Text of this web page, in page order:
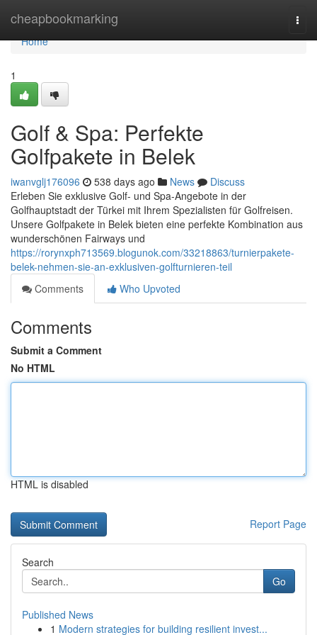
cheapbookmarking
Home
Home
1
Golf & Spa: Perfekte
Golfpakete in Belek
iwanvglj176096 538 days ago News
Discuss
Erleben Sie exklusive Golf- und Spa-Angebote in der
Golfhauptstadt der Türkei mit Ihrem Spezialisten für Golfreisen.
Unsere Golfpakete in Belek bieten eine perfekte Kombination aus
wunderschönen Fairways und
https://rorynxph713569.blogunok.com/33218863/turnierpakete-
belek-nehmen-sie-an-exklusiven-golfturnieren-teil
Comments
Who Upvoted
Comments
Submit a Comment
No HTML
HTML is disabled
Report Page
Search
Go
Published News
1 Modern strategies for building resilient invest...